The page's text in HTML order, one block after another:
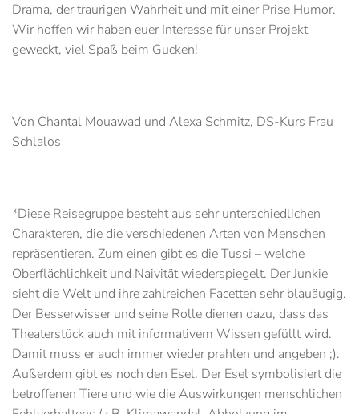
Drama, der traurigen Wahrheit und mit einer Prise Humor.
Wir hoffen wir haben euer Interesse für unser Projekt
geweckt, viel Spaß beim Gucken!
Von Chantal Mouawad und Alexa Schmitz, DS-Kurs Frau
Schlalos
*Diese Reisegruppe besteht aus sehr unterschiedlichen
Charakteren, die die verschiedenen Arten von Menschen
repräsentieren. Zum einen gibt es die Tussi – welche
Oberflächlichkeit und Naivität wiederspiegelt. Der Junkie
sieht die Welt und ihre zahlreichen Facetten sehr blauäugig.
Der Besserwisser und seine Rolle dienen dazu, dass das
Theaterstück auch mit informativem Wissen gefüllt wird.
Damit muss er auch immer wieder prahlen und angeben ;).
Außerdem gibt es noch den Esel. Der Esel symbolisiert die
betroffenen Tiere und wie die Auswirkungen menschlichen